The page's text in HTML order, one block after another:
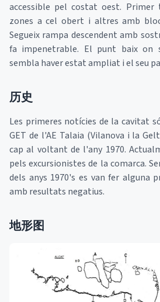
accessible pel costat oest.
zones a cel obert i altres amb
Segueix rampa descendent amb
fa impenetrable. El punt baix on
sembla haver estat ampliat i el seu
历史
Les primeres notícies de la cavitat
GET de l'AE Talaia (Vilanova i la
cap al voltant de l'any 1970.
pels excursionistes de la comarca.
dels anys 1970's es van fer alguna
amb resultats negatius.
地形图